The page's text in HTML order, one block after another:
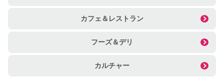
カフェ＆レストラン
フーズ＆デリ
カルチャー